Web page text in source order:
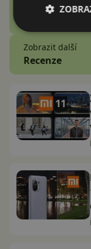
Zobrazit další
Recenze